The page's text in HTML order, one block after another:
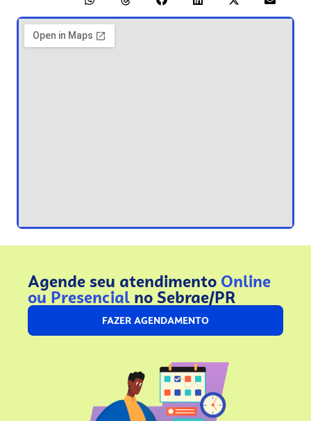
Agende seu atendimento Online
ou Presencial no Sebrae/PR
FAZER AGENDAMENTO